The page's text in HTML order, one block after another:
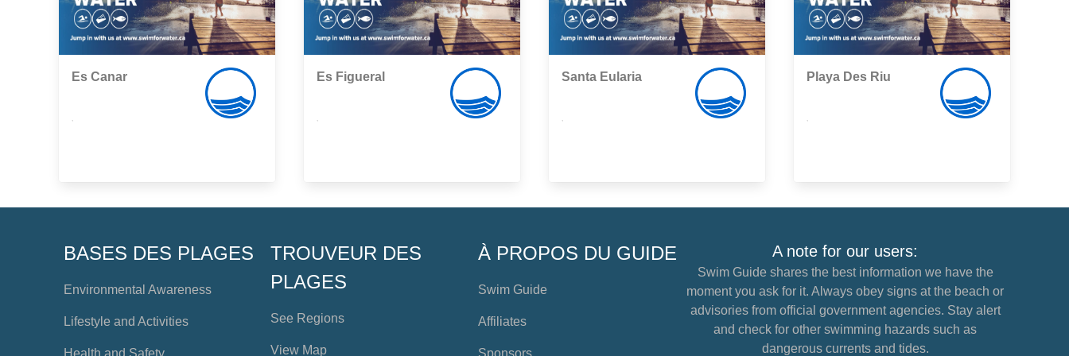
Es Canar Es Figueral Santa Eularia Playa Des Riu
BASES DES PLAGES
Environmental Awareness
Lifestyle and Activities
Health and Safety
TROUVEUR DES
PLAGES
See Regions
View Map
À PROPOS DU GUIDE
Swim Guide
Affiliates
Sponsors
A note for our users:
Swim Guide shares the best information we have the
moment you ask for it. Always obey signs at the beach or
advisories from official government agencies. Stay alert
and check for other swimming hazards such as
dangerous currents and tides.